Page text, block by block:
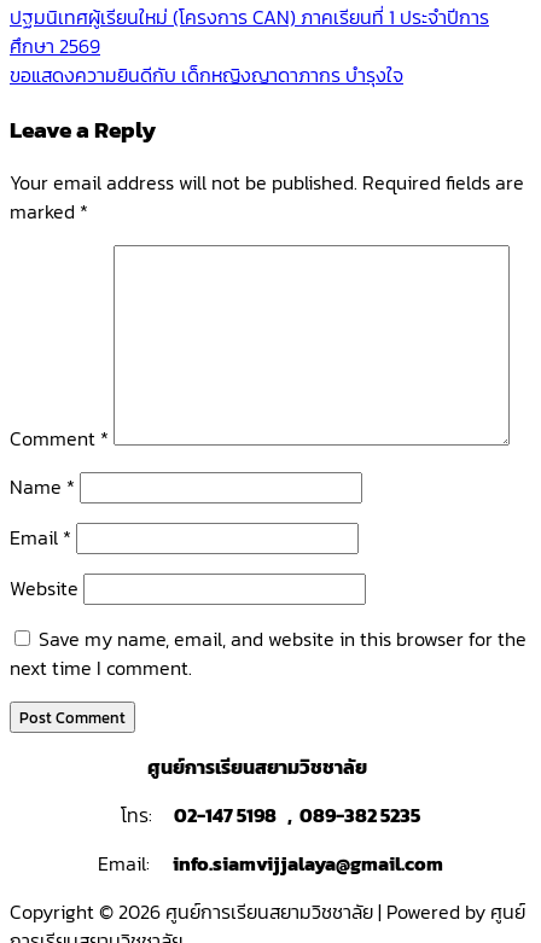
ปฐมนิเทศผู้เรียนใหม่ (โครงการ CAN) ภาคเรียนที่ 1 ประจำปีการ
ศึกษา 2569
ขอแสดงความยินดีกับ เด็กหญิงญาดาภากร บำรุงใจ
Leave a Reply
Your email address will not be published. Required fields are
marked *
Comment *
Name *
Email *
Website
Save my name, email, and website in this browser for the
next time I comment.
ศูนย์การเรียนสยามวิชชาลัย
โทร:
02-147 5198 , 089-382 5235
Email:
info.siamvijjalaya@gmail.com
Copyright © 2026 ศูนย์การเรียนสยามวิชชาลัย | Powered by ศูนย์